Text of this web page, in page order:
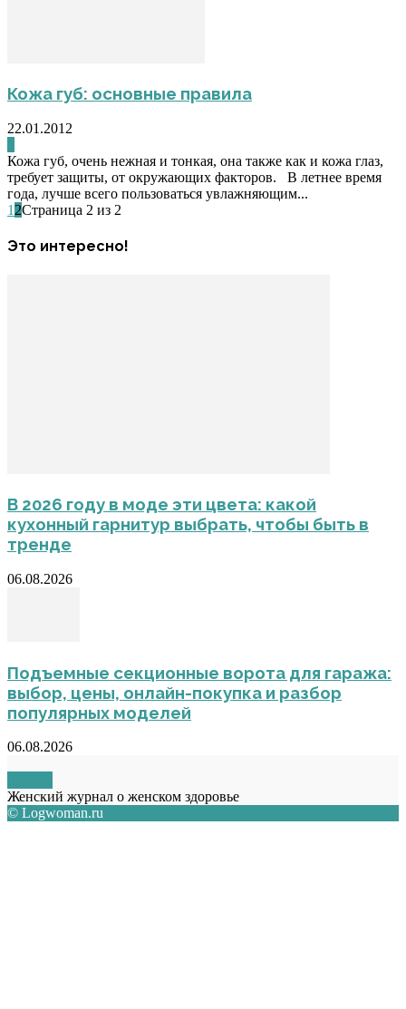
Кожа губ: основные правила
22.01.2012
Кожа губ, очень нежная и тонкая, она также как и кожа глаз,
требует защиты, от окружающих факторов. В летнее время
года, лучше всего пользоваться увлажняющим...
1 2Страница 2 из 2
Это интересно!
В 2026 году в моде эти цвета: какой
кухонный гарнитур выбрать, чтобы быть в
тренде
06.08.2026
Подъемные секционные ворота для гаража:
выбор, цены, онлайн-покупка и разбор
популярных моделей
06.08.2026
Женский журнал о женском здоровье
© Logwoman.ru